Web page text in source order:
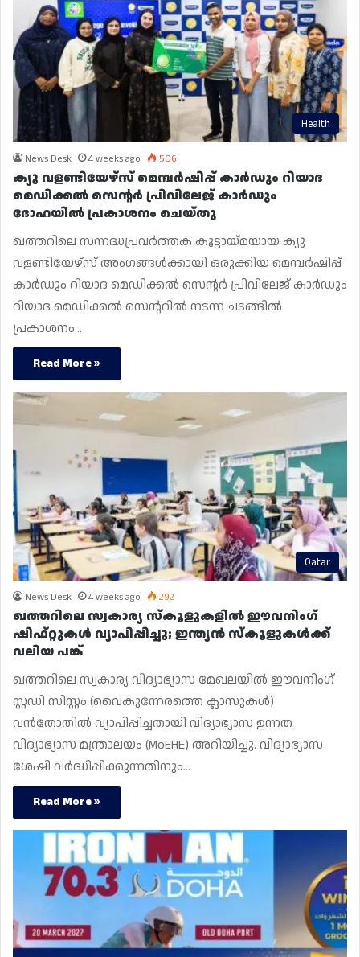
Health
News Desk 4 weeks ago 506
ക്യു വളണ്ടിയേഴ്‌സ് മെമ്പർഷിപ്പ് കാർഡും റിയാദ
മെഡിക്കൽ സെന്റർ പ്രിവിലേജ് കാർഡും
ദോഹയിൽ പ്രകാശനം ചെയ്തു
ഖത്തറിലെ സന്നദ്ധപ്രവർത്തക കൂട്ടായ്മയായ ക്യു
വളണ്ടിയേഴ്‌സ് അംഗങ്ങൾക്കായി ഒരുക്കിയ മെമ്പർഷിപ്പ്
കാർഡും റിയാദ മെഡിക്കൽ സെന്റർ പ്രിവിലേജ് കാർഡും
റിയാദ മെഡിക്കൽ സെന്ററിൽ നടന്ന ചടങ്ങിൽ
പ്രകാശനം…
Read More »
Qatar
News Desk 4 weeks ago 292
ഖത്തറിലെ സ്വകാര്യ സ്കൂളുകളിൽ ഈവനിംഗ്
ഷിഫ്റ്റുകൾ വ്യാപിപ്പിച്ചു; ഇന്ത്യൻ സ്കൂളുകൾക്ക്
വലിയ പങ്ക്
ഖത്തറിലെ സ്വകാര്യ വിദ്യാഭ്യാസ മേഖലയിൽ ഈവനിംഗ്
സ്റ്റഡി സിസ്റ്റം (വൈകുന്നേരത്തെ ക്ലാസുകൾ)
വൻതോതിൽ വ്യാപിപ്പിച്ചതായി വിദ്യാഭ്യാസ ഉന്നത
വിദ്യാഭ്യാസ മന്ത്രാലയം (MoEHE) അറിയിച്ചു. വിദ്യാഭ്യാസ
ശേഷി വർദ്ധിപ്പിക്കുന്നതിനും…
Read More »